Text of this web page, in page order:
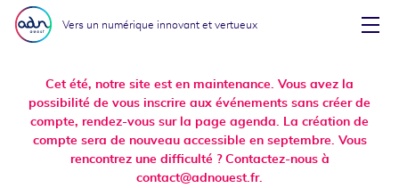
Aller au menu
Aller au contenu
Vers un numérique innovant et vertueux
Cet été, notre site est en maintenance. Vous avez la
possibilité de vous inscrire aux événements sans créer de
compte, rendez-vous sur la page agenda. La création de
compte sera de nouveau accessible en septembre. Vous
rencontrez une difficulté ? Contactez-nous à
contact@adnouest.fr.